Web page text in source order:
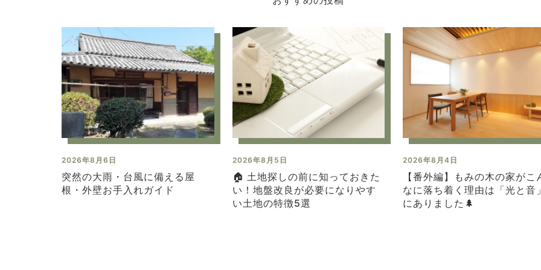
2026年8月6日
突然の大雨・台風に備える屋
根・外壁お手入れガイド
2026年8月5日
🏠 土地探しの前に知っておきた
い！地盤改良が必要になりやす
い土地の特徴5選
2026年8月4日
【番外編】もみの木の家がこ
なに落ち着く理由は「光と音
にありました🌲